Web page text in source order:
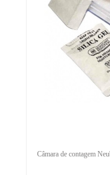
Câmara de contagem